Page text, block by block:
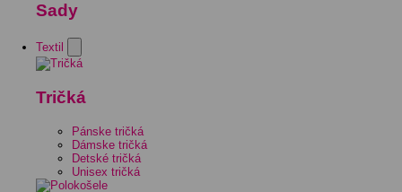
Sady
Textil
Tričká
Pánske tričká
Dámske tričká
Detské tričká
Unisex tričká